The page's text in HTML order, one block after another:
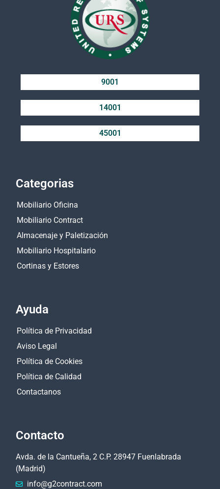
9001
14001
45001
Categorias
Mobiliario Oficina
Mobiliario Contract
Almacenaje y Paletización
Mobiliario Hospitalario
Cortinas y Estores
Ayuda
Política de Privacidad
Aviso Legal
Política de Cookies
Política de Calidad
Contactanos
Contacto
Avda. de la Cantueña, 2 C.P. 28947 Fuenlabrada
(Madrid)
info@g2contract.com